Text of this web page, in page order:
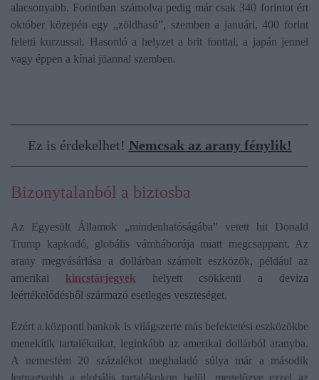
alacsonyabb. Forintban számolva pedig már csak 340 forintot ért
október közepén egy „zöldhasú”, szemben a januári, 400 forint
feletti kurzussal. Hasonló a helyzet a brit fonttal, a japán jennel
vagy éppen a kínai jüannal szemben.
Ez is érdekelhet! Nemcsak az arany fénylik!
Bizonytalanból a biztosba
Az Egyesült Államok „mindenhatóságába” vetett hit Donald
Trump kapkodó, globális vámháborúja miatt megcsappant. Az
arany megvásárlása a dollárban számolt eszközök, például az
amerikai kincstárjegyek helyett csökkenti a deviza
leértékelődésből származó esetleges veszteséget.
Ezért a központi bankok is világszerte más befektetési eszközökbe
menekítik tartalékaikat, leginkább az amerikai dollárból aranyba.
A nemesfém 20 százalékot meghaladó súlya már a második